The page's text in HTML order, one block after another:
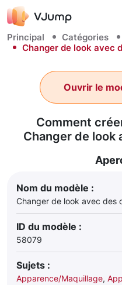
Principal Catégories
Changer de look avec
Comment
Changer de look
Ouvrir le
Nom du modèle :
Changer de look avec des
ID du modèle :
58079
Sujets :
Apparence/Maquillage,